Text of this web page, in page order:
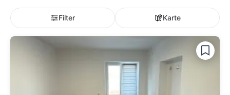
Filter Karte